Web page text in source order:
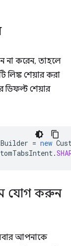
না করেন, তাহলে
লিঙ্ক শেয়ার করা
ডিফল্ট শেয়ার
= new
.
যোগ করুন
আপনাকে